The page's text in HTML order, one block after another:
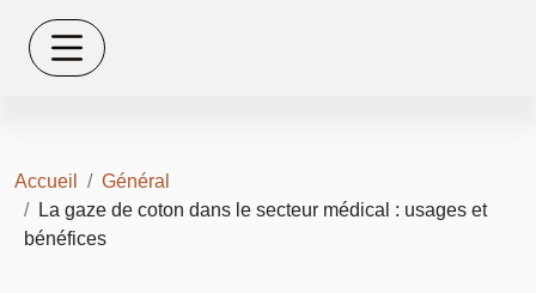
Accueil
Général
La gaze de coton dans le secteur médical : usages et
bénéfices